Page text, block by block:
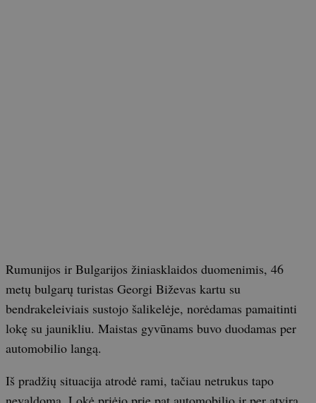
Rumunijos ir Bulgarijos žiniasklaidos duomenimis, 46
metų bulgarų turistas Georgi Biževas kartu su
bendrakeleiviais sustojo šalikelėje, norėdamas pamaitinti
lokę su jaunikliu. Maistas gyvūnams buvo duodamas per
automobilio langą.
Iš pradžių situacija atrodė rami, tačiau netrukus tapo